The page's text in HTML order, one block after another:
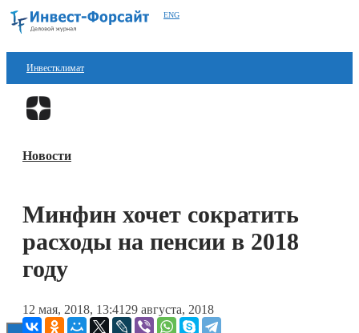
ENG
Инвестклимат
Финансы
Блокчейн
Новости
Минфин хочет сократить
расходы на пенсии в 2018
году
12 мая, 2018, 13:41 29 августа, 2018